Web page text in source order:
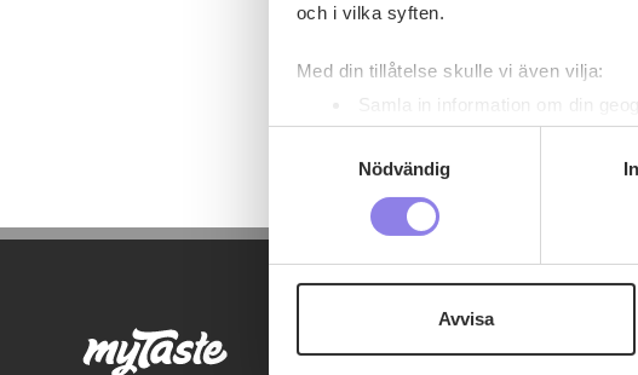
och i vilka syften.
Med din tillåtelse skulle vi även vilja:
Samla in information om din
Identifiera din enhet genom att
Ta reda på mer om hur dina personliga
eller dra tillbaka ditt samtycke när som
eller äldre. Genom att besöka
Nödvändig
Avvisa
Inga följare